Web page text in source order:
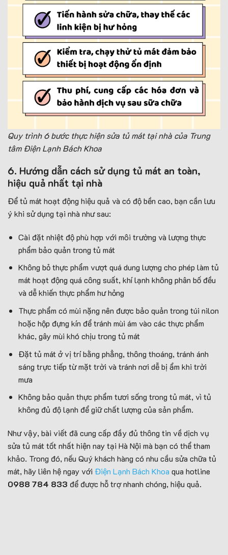
Quy trình 6 bước thực hiện sửa tủ mát tại nhà của Trung
tâm Điện Lạnh Bách Khoa
6. Hướng dẫn cách sử dụng tủ mát an toàn,
hiệu quả nhất tại nhà
Để tủ mát hoạt động hiệu quả và có độ bền cao, bạn cần lưu
ý khi sử dụng tại nhà như sau:
Cài đặt nhiệt độ phù hợp với môi trường và lượng thực
phẩm bảo quản trong tủ mát
Không bỏ thực phẩm vượt quá dung lượng cho phép làm tủ
mát hoạt động quá công suất, khí lạnh không phân bố đều
và dễ khiến thực phẩm hư hỏng
Thực phẩm có mùi nặng nên được bảo quản trong túi nilon
hoặc hộp đựng kín để tránh mùi ám vào các thực phẩm
khác, gây mùi khó chịu trong tủ mát
Đặt tủ mát ở vị trí bằng phẳng, thông thoáng, tránh ánh
sáng trực tiếp từ mặt trời và tránh nơi dễ bị ẩm khi trời
mưa
Không bảo quản thực phẩm tươi sống trong tủ mát, vì tủ
không đủ độ lạnh để giữ chất lượng của sản phẩm.
Như vậy, bài viết đã cung cấp đầy đủ thông tin về dịch vụ
sửa tủ mát tốt nhất hiện nay tại Hà Nội mà bạn có thể tham
khảo. Trong đó, nếu Quý khách hàng có nhu cầu sửa chữa tủ
mát, hãy liên hệ ngay với Điện Lạnh Bách Khoa qua hotline
0988 784 833 để được hỗ trợ nhanh chóng, hiệu quả.